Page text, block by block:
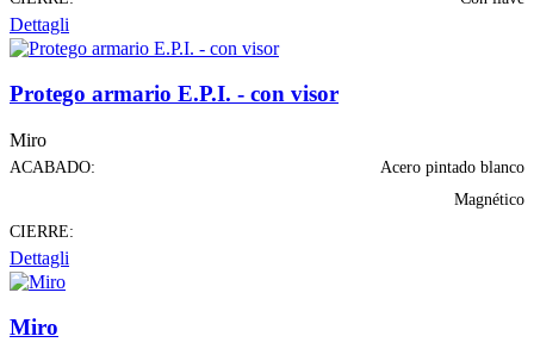
Dettagli
Protego armario E.P.I. - con visor
Miro
ACABADO: Acero pintado blanco
CIERRE:
Magnético
Dettagli
Miro